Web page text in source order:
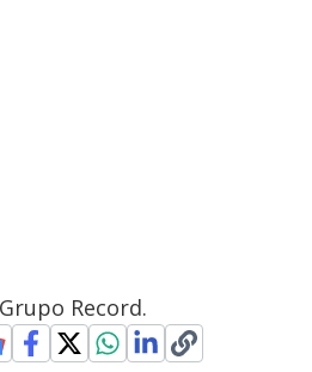
Record.